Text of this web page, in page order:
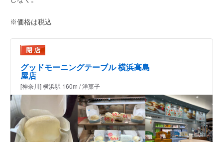
※価格は税込
グッドモーニングテーブル 横浜高島
屋店
[神奈川] 横浜駅 160m / 洋菓子